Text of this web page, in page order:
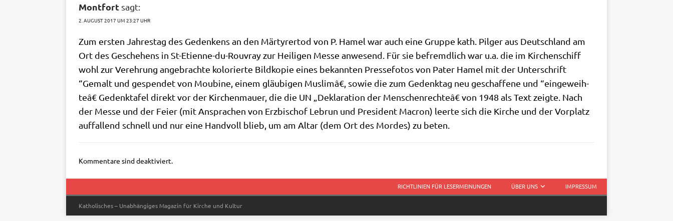
Montfort sagt:
2. AUGUST 2017 UM 23:27 UHR
Zum ersten Jah­res­tag des Geden­kens an den Mär­ty­rer­tod von P. Hamel war auch eine Grup­pe kath. Pil­ger aus Deutsch­land am
Ort des Gesche­hens in St-Eti­en­ne-du-Rouvray zur Hei­li­gen Mes­se anwe­send. Für sie befremd­lich war u.a. die im Kir­chen­schiff
wohl zur Ver­eh­rung ange­brach­te kolo­rier­te Bild­ko­pie eines bekann­ten Pres­se­fo­tos von Pater Hamel mit der Unter­schrift
“Gemalt und gespen­det von Mou­bi­ne, einem gläu­bi­gen Mus­limâ€, sowie die zum Gedenk­tag neu geschaf­fe­ne und “ein­ge­weih­
teâ€ Gedenk­ta­fel direkt vor der Kir­chen­mau­er, die die UN „Dekla­ra­ti­on der Men­schen­rech­teâ€ von 1948 als Text zeig­te. Nach
der Mes­se und der Fei­er (mit Anspra­chen von Erz­bi­schof Lebrun und Pre­si­dent Macron) leer­te sich die Kir­che und der Vor­platz
auf­fal­lend schnell und nur eine Hand­voll blieb, um am Altar (dem Ort des Mor­des) zu beten.
Kommentare sind deaktiviert.
RICHTLINIEN FÜR LESERMEINUNGEN ÜBER UNS IMPRESSUM
Katholisches – Unabhängiges Magazin für Kirche und Kultur